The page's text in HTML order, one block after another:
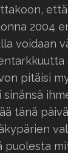
että
2004
voidaan
pitäisi
sinänsä
tänä
puolesta